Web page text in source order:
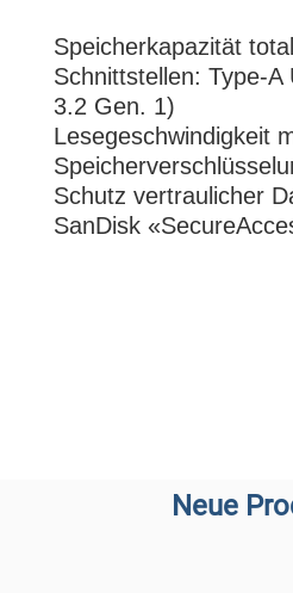
Speicherkapazität
Schnittstellen: Type-
3.2 Gen. 1)
Lesegeschwindigkeit
Schutz vertraulicher
SanDisk
Neue